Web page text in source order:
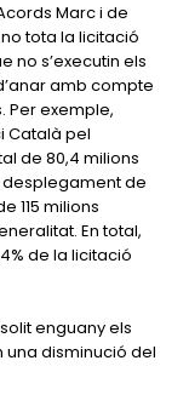
Marc i de
tota la licitació
no s’executin els
amb compte
Per exemple,
Català pel
de 80,4 milions
desplegament de
115 milions
En total,
de la licitació
enguany els
una disminució del